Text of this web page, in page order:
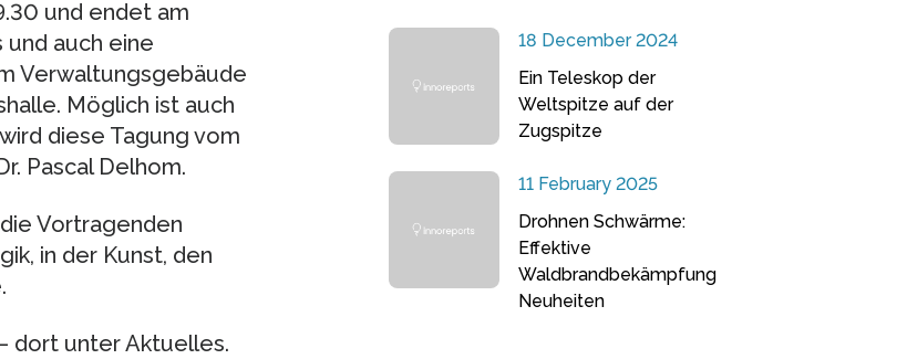
und endet am
und auch eine
Verwaltungsgebäude
Möglich ist auch
diese Tagung vom
Pascal Delhom.
Vortragenden
in der Kunst, den
dort unter Aktuelles.
18 December 2024
Ein Teleskop der
Weltspitze auf der
Zugspitze
11 February 2025
Drohnen Schwärme:
Effektive
Waldbrandbekämpfung
Neuheiten